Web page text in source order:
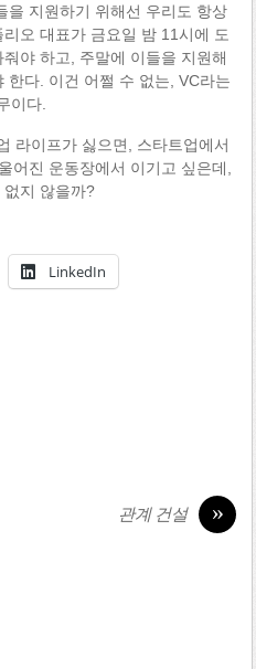
을 지원하기 위해선 우리도 항상
오 대표가 금요일 밤 11시에 도
야 하고, 주말에 이들을 지원해
한다. 이건 어쩔 수 없는, VC라는
이다.
라이프가 싫으면, 스타트업에서
어진 운동장에서 이기고 싶은데,
없지 않을까?
LinkedIn
»
관계 건설